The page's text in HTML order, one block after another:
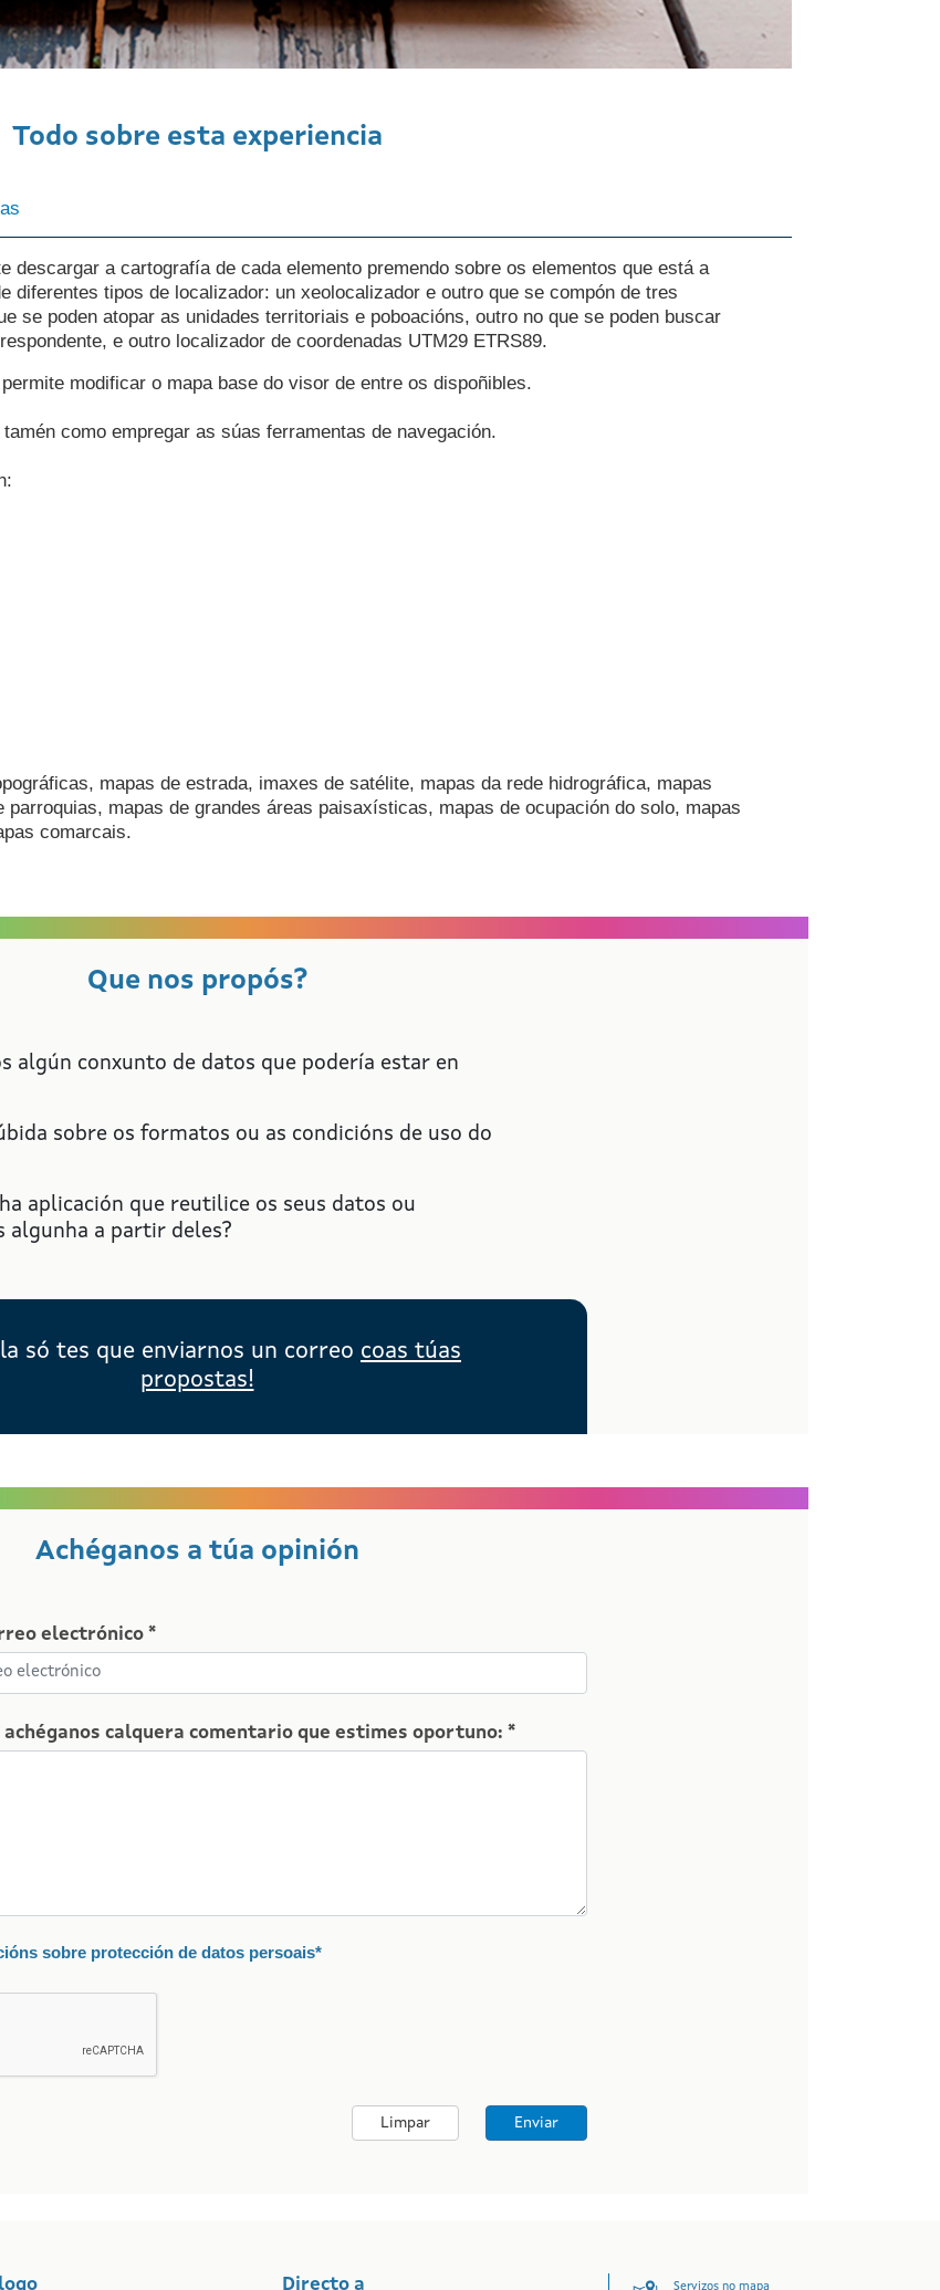
Todo sobre esta experiencia
descargar a cartografía de cada elemento premendo sobre os elementos que está a
diferentes tipos de localizador: un xeolocalizador e outro que se compón de tres
se poden atopar as unidades territoriais e poboacións, outro no que se poden buscar
e outro localizador de coordenadas UTM29 ETRS89.
modificar o mapa base do visor de entre os dispoñibles.
tamén como empregar as súas ferramentas de navegación.
mapas de estrada, imaxes de satélite, mapas da rede hidrográfica, mapas
mapas de grandes áreas paisaxísticas, mapas de ocupación do solo, mapas
comarcais.
Que nos propós?
algún conxunto de datos que podería estar en
sobre os formatos ou as condicións de uso do
aplicación que reutilice os seus datos ou
algunha a partir deles?
só tes que enviarnos un correo coas túas
propostas!
Achéganos a túa opinión
electrónico *
achéganos calquera comentario que estimes oportuno: *
sobre protección de datos persoais*
Limpar Enviar
Directo a